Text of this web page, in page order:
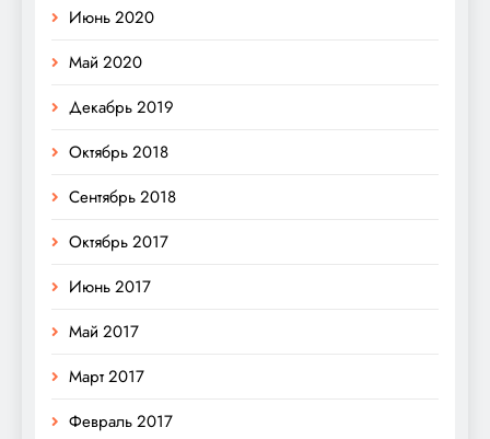
Июнь 2020
Май 2020
Декабрь 2019
Октябрь 2018
Сентябрь 2018
Октябрь 2017
Июнь 2017
Май 2017
Март 2017
Февраль 2017